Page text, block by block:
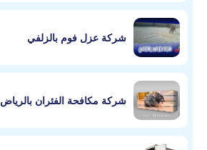
شركة عزل فوم بالزلفي
شركة مكافحة الفئران بالرياض